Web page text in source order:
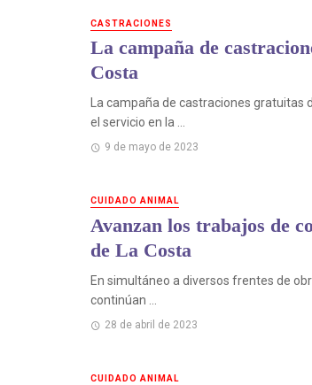
CASTRACIONES
La campaña de
Costa
La campaña de castraciones
el servicio en la ...
9 de mayo de 2023
CUIDADO ANIMAL
Avanzan los trabajos de
de La Costa
En simultáneo a diversos frentes de
continúan ...
28 de abril de 2023
CUIDADO ANIMAL